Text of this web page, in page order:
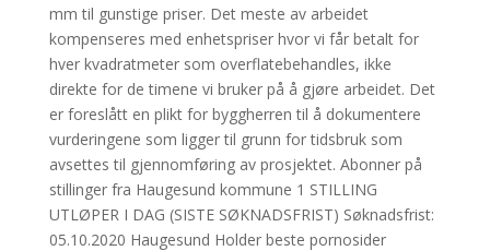
mm til gunstige priser. Det meste av arbeidet
kompenseres med enhetspriser hvor vi får betalt for
hver kvadratmeter som overflatebehandles, ikke
direkte for de timene vi bruker på å gjøre arbeidet. Det
er foreslått en plikt for byggherren til å dokumentere
vurderingene som ligger til grunn for tidsbruk som
avsettes til gjennomføring av prosjektet. Abonner på
stillinger fra Haugesund kommune 1 STILLING
UTLØPER I DAG (SISTE SØKNADSFRIST) Søknadsfrist:
05.10.2020 Haugesund Holder beste pornosider